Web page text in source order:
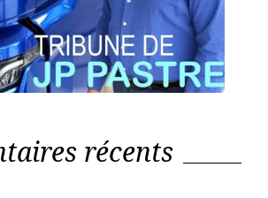
récents